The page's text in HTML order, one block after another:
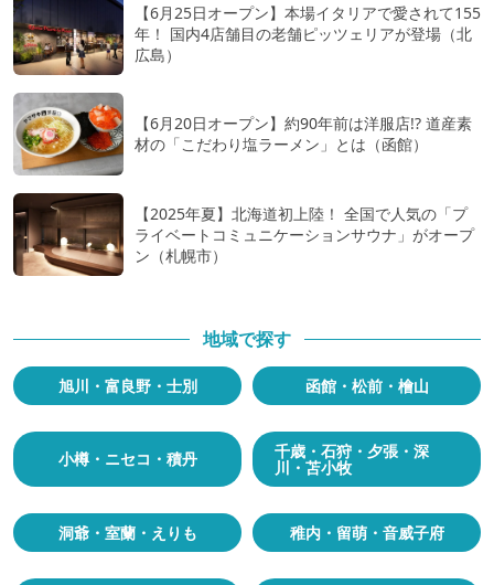
【6月25日オープン】本場イタリアで愛されて155
年！ 国内4店舗目の老舗ピッツェリアが登場（北
広島）
【6月20日オープン】約90年前は洋服店!? 道産素
材の「こだわり塩ラーメン」とは（函館）
【2025年夏】北海道初上陸！ 全国で人気の「プ
ライベートコミュニケーションサウナ」がオープ
ン（札幌市）
地域で探す
旭川・富良野・士別 函館・松前・檜山
小樽・ニセコ・積丹 千歳・石狩・夕張・深
川・苫小牧
洞爺・室蘭・えりも 稚内・留萌・音威子府